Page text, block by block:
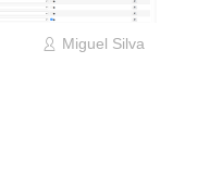
Miguel Silva